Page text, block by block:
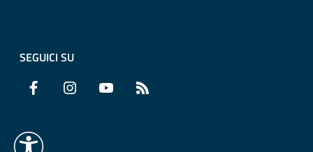
SEGUICI SU
Facebook Instagram YouTube